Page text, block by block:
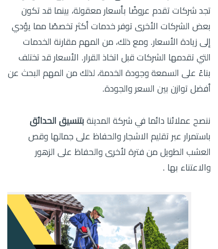
تجد شركات تقدم عروضًا بأسعار معقولة، بينما قد تكون
بعض الشركات الأخرى توفر خدمات أكثر تخصصًا مما يؤدي
إلى زيادة الأسعار. ومع ذلك، من المهم مقارنة الخدمات
التي تقدمها الشركات قبل اتخاذ القرار. الأسعار قد تختلف
بناءً على السمعة وجودة الخدمة، لذلك من المهم البحث عن
أفضل توازن بين السعر والجودة.
ننصح عملائنا دائما في شركة المدينة بتنسيق الحدائق
باستمرار عبر تقليم الاشجار والحفاظ على جمالها وقص
العشب الطويل من فترة لأخرى والحفاظ على الزهور
والاعتناء بها .